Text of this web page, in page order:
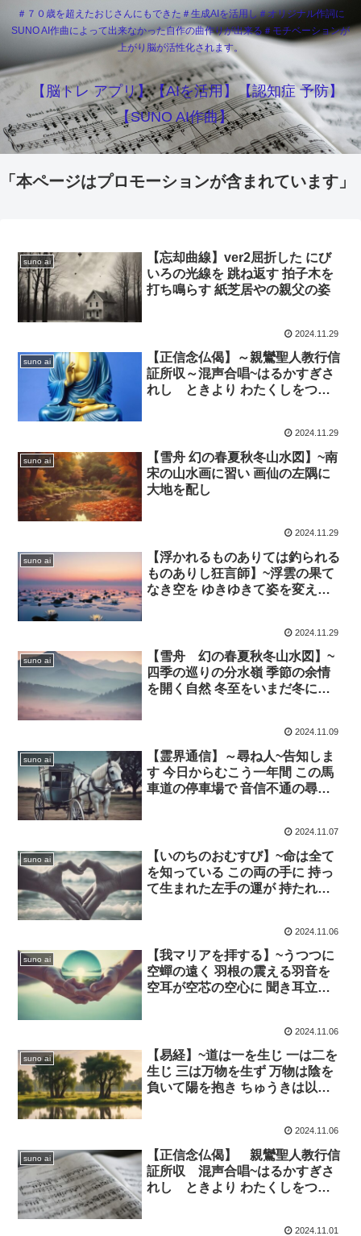
＃７０歳を超えたおじさんにもできた＃生成AIを活用し＃オリジナル作詞に
SUNO AI作曲によって出来なかった自作の曲作りが出来る＃モチベーションが
上がり脳が活性化されます。
【脳トレ アプリ】【AIを活用】【認知症 予防】
【SUNO AI作曲】
「本ページはプロモーションが含まれています」
suno ai
【忘却曲線】ver2屈折した にび
いろの光線を 跳ね返す 拍子木を
打ち鳴らす 紙芝居やの親父の姿
2024.11.29
suno ai
【正信念仏偈】～親鸞聖人教行信
証所収～混声合唱~はるかすぎさ
れし ときより わたくしをつつ
2024.11.29
suno ai
【雪舟 幻の春夏秋冬山水図】~南
宋の山水画に習い 画仙の左隅に
大地を配し
2024.11.29
suno ai
【浮かれるものありては釣られる
ものありし狂言師】~浮雲の果て
なき空を ゆきゆきて姿を変える
2024.11.29
suno ai
【雪舟 幻の春夏秋冬山水図】~
四季の巡りの分水嶺 季節の余情
を開く自然 冬至をいまだ冬に至
2024.11.09
suno ai
【霊界通信】～尋ね人~告知しま
す 今日からむこう一年間 この馬
車道の停車場で 音信不通の尋ね
2024.11.07
suno ai
【いのちのおむすび】~命は全て
を知っている この両の手に 持っ
て生まれた左手の運が 持たれて
2024.11.06
suno ai
【我マリアを拝する】~うつつに
空蟬の遠く 羽根の震える羽音を
空耳が空芯の空心に 聞き耳立て
2024.11.06
suno ai
【易経】~道は一を生じ 一は二を
生じ 三は万物を生ず 万物は陰を
負いて陽を抱き ちゅうきは以っ
両義が生まれ 両義は四象を生
じ 四象はさらに八卦となる
2024.11.06
suno ai
【正信念仏偈】 親鸞聖人教行信
証所収 混声合唱~はるかすぎさ
れし ときより わたくしをつつ
2024.11.01